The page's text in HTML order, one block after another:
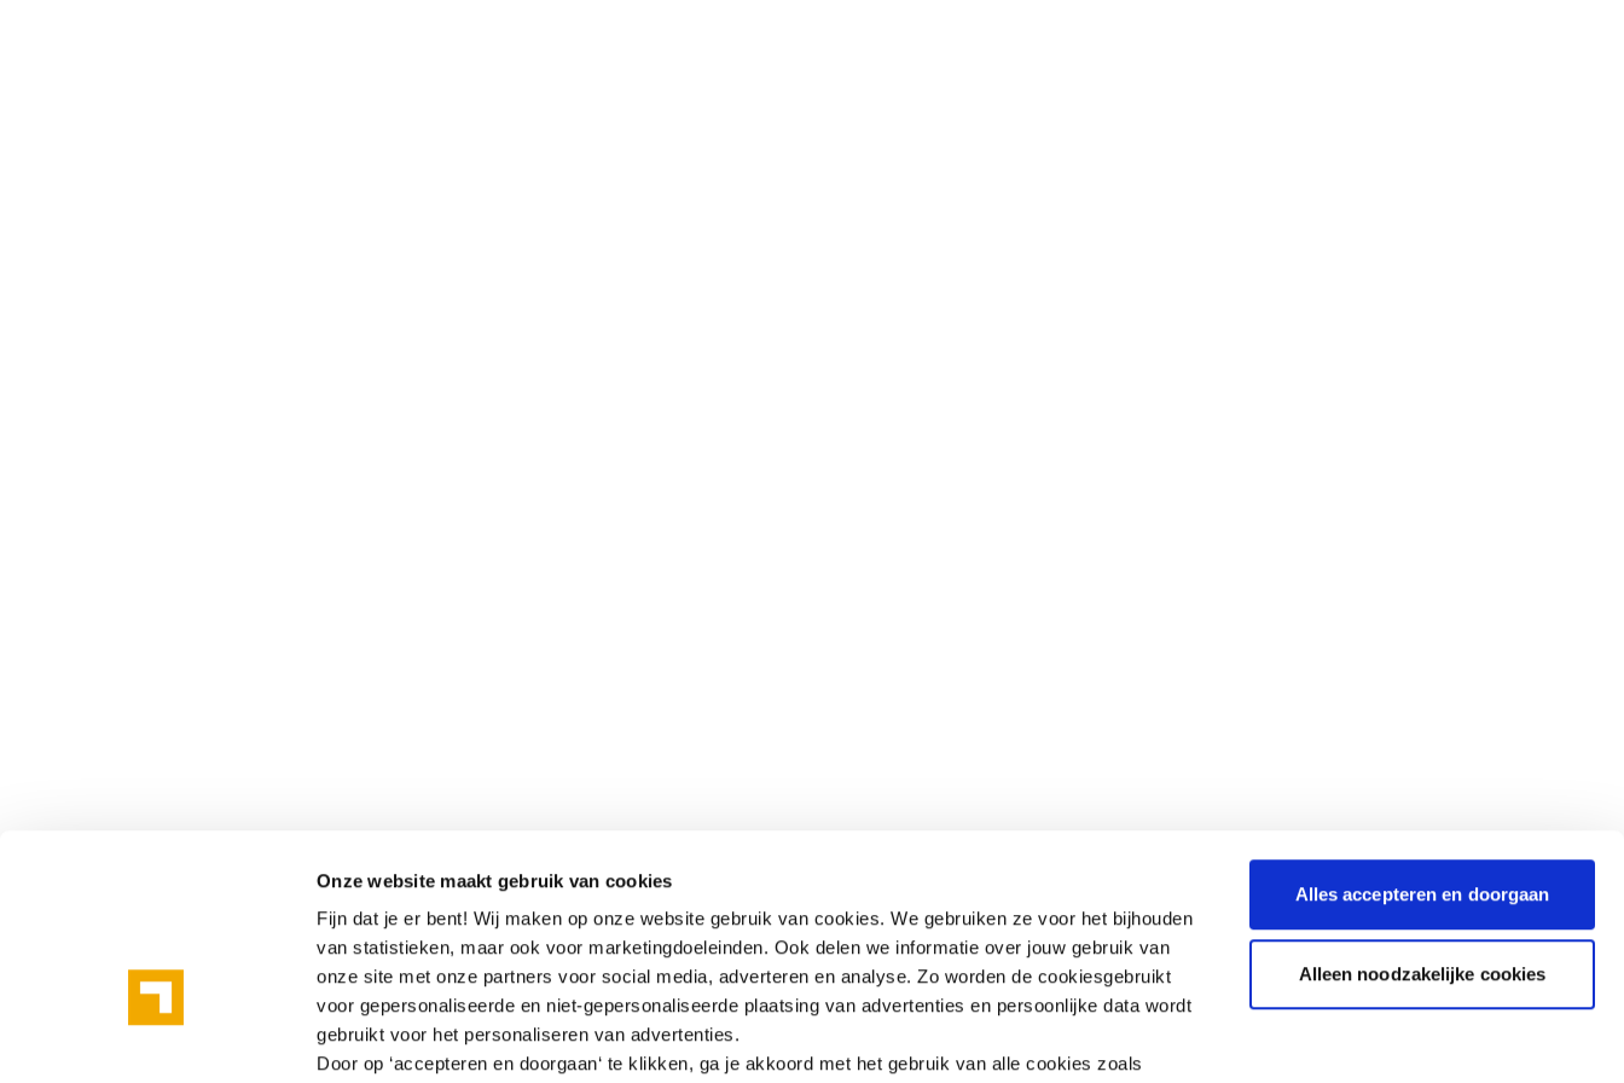
Onze website maakt gebruik van cookies
Fijn dat je er bent! Wij maken op onze website gebruik van cookies. We gebruiken ze voor het bijhouden
van statistieken, maar ook voor marketingdoeleinden. Ook delen we informatie over jouw gebruik van
onze site met onze partners voor social media, adverteren en analyse. Zo worden de cookiesgebruikt
voor gepersonaliseerde en niet-gepersonaliseerde plaatsing van advertenties en persoonlijke data wordt
gebruikt voor het personaliseren van advertenties.
Door op ‘accepteren en doorgaan‘ te klikken, ga je akkoord met het gebruik van alle cookies zoals
Alles accepteren en doorgaan
Alleen noodzakelijke cookies